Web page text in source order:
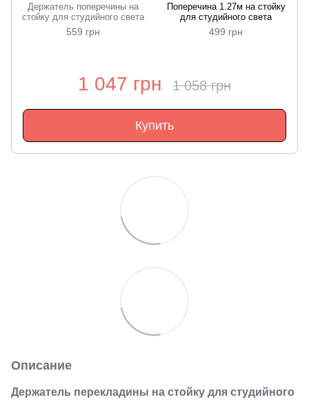
Держатель поперечины на
стойку для студийного света
559 грн
Поперечина 1.27м на стойку
для студийного света
499 грн
1 047 грн 1 058 грн
Купить
Описание
Держатель перекладины на стойку для студийного